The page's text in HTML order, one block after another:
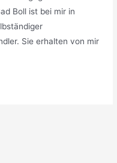
Boll ist bei mir in
Sie erhalten von mir